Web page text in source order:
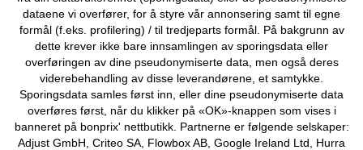
dataene vi overfører, for å styre vår annonsering samt til egne
formål (f.eks. profilering) / til tredjeparts formål. På bakgrunn av
dette krever ikke bare innsamlingen av sporingsdata eller
overføringen av dine pseudonymiserte data, men også deres
viderebehandling av disse leverandørene, et samtykke.
Sporingsdata samles først inn, eller dine pseudonymiserte data
overføres først, når du klikker på «OK»-knappen som vises i
banneret på bonprix' nettbutikk. Partnerne er følgende selskaper:
Adjust GmbH, Criteo SA, Flowbox AB, Google Ireland Ltd, Hurra